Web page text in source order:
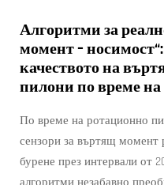
Алгоритми за
момент –
качеството на
пилони по време на
По време на ротационно
сензори за въртящ момент
бурене през интервали от